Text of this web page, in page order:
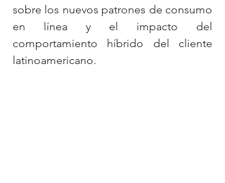
sobre los nuevos patrones de consumo
en línea y el impacto del
comportamiento híbrido del cliente
latinoamericano.